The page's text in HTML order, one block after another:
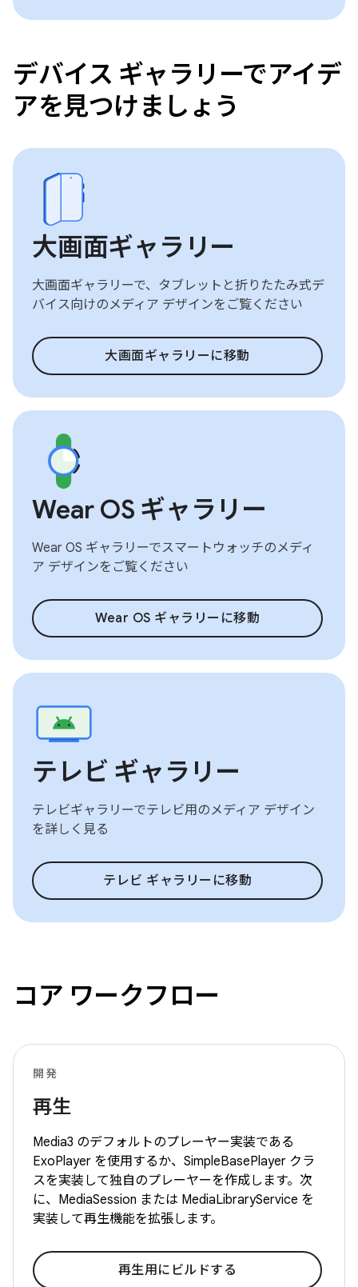
デバイス ギャラリーでアイデ
アを見つけましょう
大画面ギャラリー
大画面ギャラリーで、タブレットと折りたたみ式デ
バイス向けのメディア デザインをご覧ください
大画面ギャラリーに移動
Wear OS ギャラリー
Wear OS ギャラリーでスマートウォッチのメディ
ア デザインをご覧ください
Wear OS ギャラリーに移動
テレビ ギャラリー
テレビギャラリーでテレビ用のメディア デザイン
を詳しく見る
テレビ ギャラリーに移動
コア ワークフロー
開発
再生
Media3 のデフォルトのプレーヤー実装である
ExoPlayer を使用するか、SimpleBasePlayer クラ
スを実装して独自のプレーヤーを作成します。次
に、MediaSession または MediaLibraryService を
実装して再生機能を拡張します。
再生用にビルドする